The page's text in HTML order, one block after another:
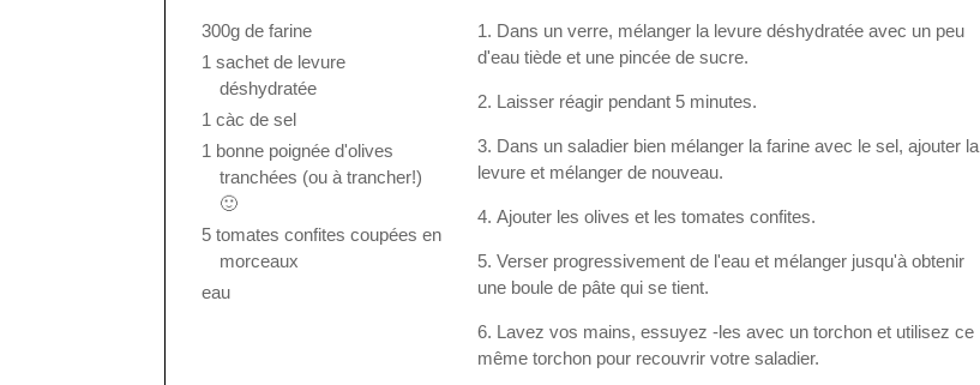
300g de farine
1 sachet de levure
déshydratée
1 càc de sel
1 bonne poignée d'olives
tranchées (ou à trancher!)
🙂
5 tomates confites coupées en
morceaux
eau
Dans un verre, mélanger la levure déshydratée avec un peu
d'eau tiède et une pincée de sucre.
Laisser réagir pendant 5 minutes.
Dans un saladier bien mélanger la farine avec le sel, ajouter la
levure et mélanger de nouveau.
Ajouter les olives et les tomates confites.
Verser progressivement de l'eau et mélanger jusqu'à obtenir
une boule de pâte qui se tient.
Lavez vos mains, essuyez -les avec un torchon et utilisez ce
même torchon pour recouvrir votre saladier.